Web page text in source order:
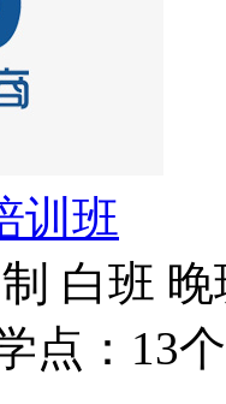
训班
白班 晚
点：13个